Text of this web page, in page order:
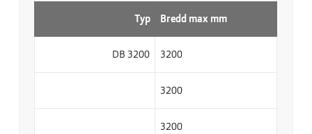
Typ Bredd max mm
DB 3200 3200
3200
3200